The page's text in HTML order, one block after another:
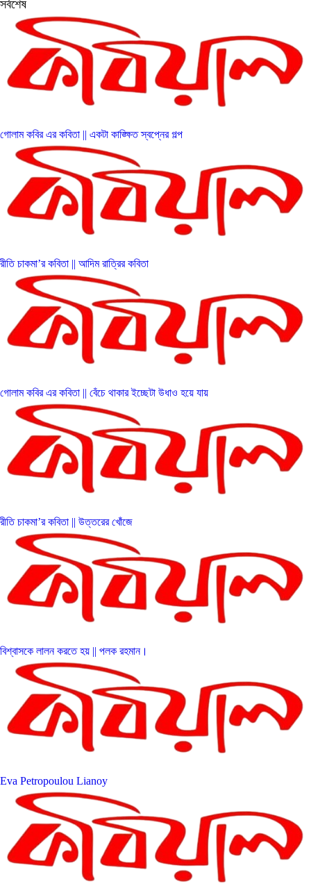
সর্বশেষ
গোলাম কবির এর কবিতা || একটা কাঙ্ক্ষিত স্বপ্নের গল্প
রীতি চাকমা’র কবিতা || আদিম রাত্রির কবিতা
গোলাম কবির এর কবিতা || বেঁচে থাকার ইচ্ছেটা উধাও হয়ে যায়
রীতি চাকমা’র কবিতা || উত্তরের খোঁজে
বিশ্বাসকে লালন করতে হয় || পলক রহমান।
Eva Petropoulou Lianoy